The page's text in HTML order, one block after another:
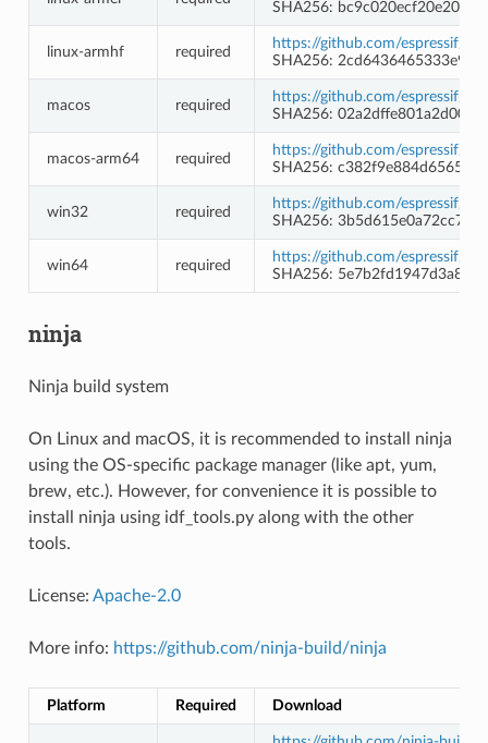
SHA256:
linux-armhf required
https://github.com/espressif/
SHA256:
macos required
https://github.com/espressif/
SHA256:
macos-arm64 required
https://github.com/espressif/
SHA256:
win32 required
https://github.com/espressif/
SHA256:
win64 required
https://github.com/espressif/
SHA256:
ninja
Ninja build system
On Linux and macOS, it is recommended to install ninja
using the OS-specific package manager (like apt, yum,
brew, etc.). However, for convenience it is possible to
install ninja using idf_tools.py along with the other
tools.
License: Apache-2.0
More info: https://github.com/ninja-build/ninja
Platform Required Download